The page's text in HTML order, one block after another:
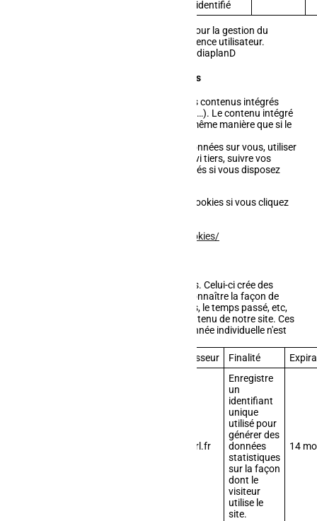
identifié
Notre hébergeur (OVH) pose 2 cookies pour la gestion du
réseau et ne concernent pas votre expérience utilisateur.
Noms des cookies : mediaplanBAK et mediaplanD
Contenu embarqué depuis d'autres sites
Les articles de ce site peuvent inclure des contenus intégrés
(par exemple des vidéos, images, articles…). Le contenu intégré
depuis d'autres sites se comporte de la même manière que si le
Ces sites web pourraient collecter des données sur vous, utiliser
des cookies, embarquer des outils de suivi tiers, suivre vos
interactions avec ces contenus embarqués si vous disposez
Facebook peut également déposer des cookies si vous cliquez
https://www.facebook.com/policies/cookies/
Nous utilisons le logiciel Google Analytics. Celui-ci crée des
cookies qui nous permettent de mieux connaître la façon de
naviguer de nos visiteurs : les pages vues, le temps passé, etc,
toujours dans l'optique d'améliorer le contenu de notre site. Ces
statistiques sont globales, et aucune donnée individuelle n'est
Fournisseur Finalité
afmsarl.fr
Enregistre
un
identifiant
unique
utilisé pour
générer des
données
statistiques
sur la façon
dont le
visiteur
utilise le
site.
14